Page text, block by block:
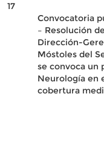
17
Convocatoria
– Resolución
Dirección-
Móstoles del
se convoca un
Neurología en
cobertura